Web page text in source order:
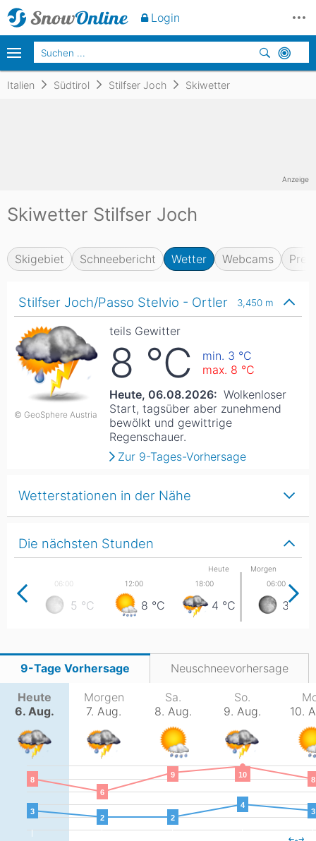
Italien Südtirol Stilfser Joch Skiwetter
Skiwetter Stilfser Joch
Skigebiet Schneebericht Wetter Webcams
Stilfser Joch/Passo Stelvio - Ortler 3,450 m
© GeoSphere Austria
teils Gewitter
8 °C min. 3 °C
max. 8 °C
Heute, 06.08.2026: Wolkenloser
Start, tagsüber aber zunehmend
bewölkt und gewittrige
Regenschauer.
Zur 9-Tages-Vorhersage
Die nächsten Stunden
5 °C 8 °C 4 °C
Heute Morgen
3
9-Tage Vorhersage Neuschneevorhersage
Heute
6. Aug.
Morgen
7. Aug.
Sa.
8. Aug.
So.
9. Aug.
10.
8
6
9 10
8
3
2 2
4
3
Wetterstationen in der Nähe
Anzeige
Login